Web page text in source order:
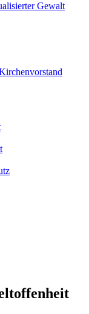
Gewalt